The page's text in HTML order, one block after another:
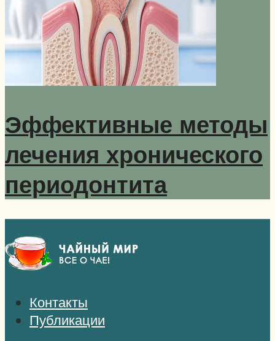
Эффективные методы
лечения хронического
периодонтита
Контакты
Публикации